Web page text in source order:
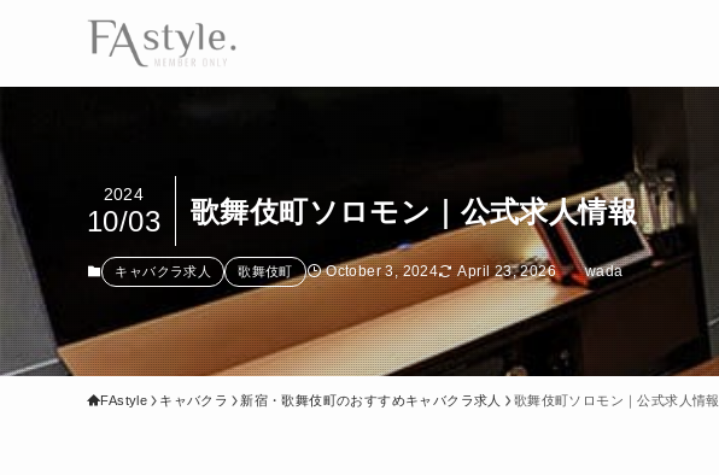
歌舞伎町ソロモン｜公式求人情報
2024
10/03
キャバクラ求人 歌舞伎町 October 3, 2024 April 23, 2026 wada
FAstyle キャバクラ 新宿・歌舞伎町のおすすめキャバクラ求人 歌舞伎町ソロモン｜公式求人情報